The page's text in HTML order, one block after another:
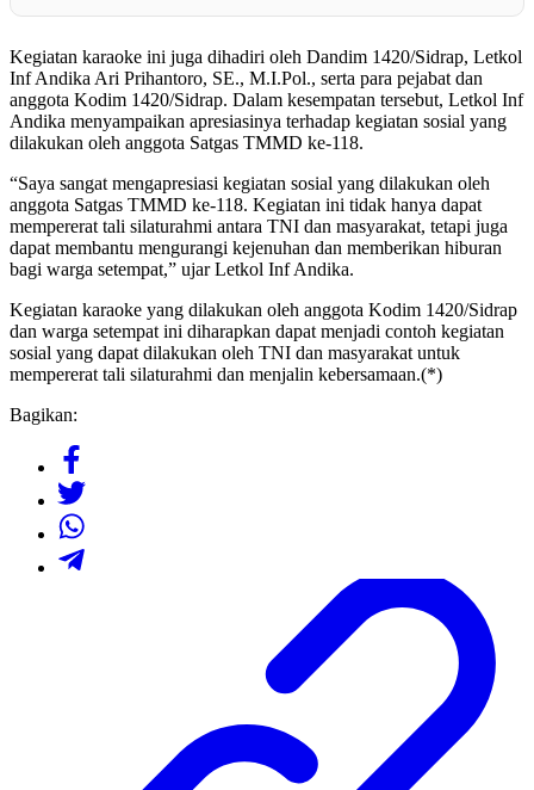
Kegiatan karaoke ini juga dihadiri oleh Dandim 1420/Sidrap, Letkol
Inf Andika Ari Prihantoro, SE., M.I.Pol., serta para pejabat dan
anggota Kodim 1420/Sidrap. Dalam kesempatan tersebut, Letkol Inf
Andika menyampaikan apresiasinya terhadap kegiatan sosial yang
dilakukan oleh anggota Satgas TMMD ke-118.
“Saya sangat mengapresiasi kegiatan sosial yang dilakukan oleh
anggota Satgas TMMD ke-118. Kegiatan ini tidak hanya dapat
mempererat tali silaturahmi antara TNI dan masyarakat, tetapi juga
dapat membantu mengurangi kejenuhan dan memberikan hiburan
bagi warga setempat,” ujar Letkol Inf Andika.
Kegiatan karaoke yang dilakukan oleh anggota Kodim 1420/Sidrap
dan warga setempat ini diharapkan dapat menjadi contoh kegiatan
sosial yang dapat dilakukan oleh TNI dan masyarakat untuk
mempererat tali silaturahmi dan menjalin kebersamaan.(*)
Bagikan: